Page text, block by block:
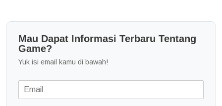
Mau Dapat Informasi Terbaru Tentang
Game?
Yuk isi email kamu di bawah!